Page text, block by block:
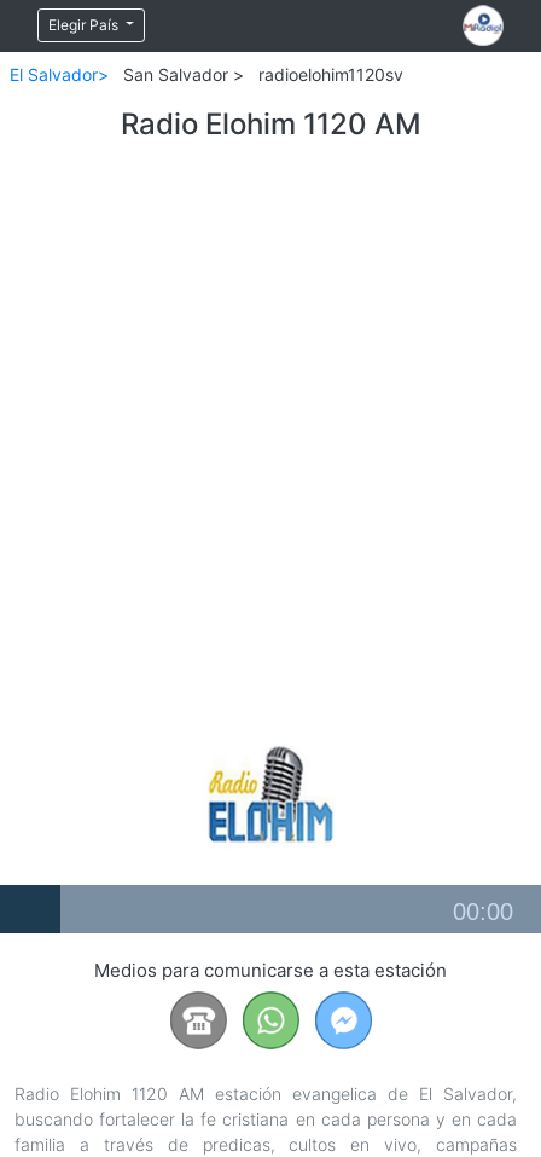
Elegir País
El Salvador> San Salvador > radioelohim1120sv
Radio Elohim 1120 AM
Player
00:00
Medios para comunicarse a esta estación
Radio Elohim 1120 AM estación evangelica de El Salvador,
buscando fortalecer la fe cristiana en cada persona y en cada
familia a través de predicas, cultos en vivo, campañas